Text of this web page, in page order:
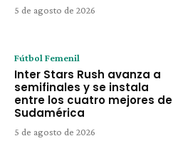
5 de agosto de 2026
Fútbol Femenil
Inter Stars Rush avanza a
semifinales y se instala
entre los cuatro mejores de
Sudamérica
5 de agosto de 2026